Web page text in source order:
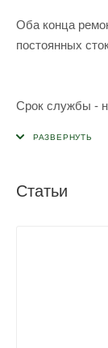
Оба конца
постоянных
Срок службы -
Статьи